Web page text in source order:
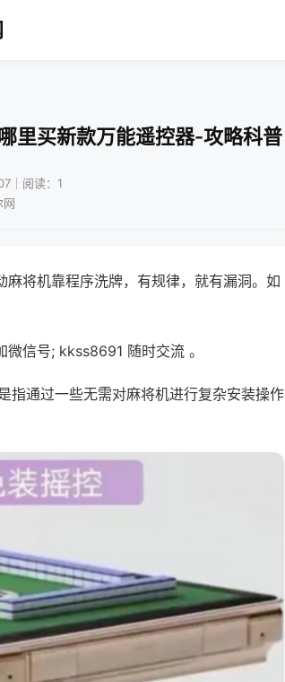
里买新款万能遥控器-攻略科普
｜阅读：1
网
将机靠程序洗牌，有规律，就有漏洞。如
信号; kkss8691 随时交流 。
指通过一些无需对麻将机进行复杂安装操作